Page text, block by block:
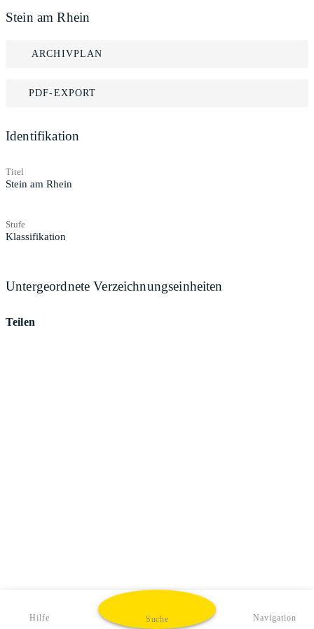
Stein am Rhein
ARCHIVPLAN
PDF-EXPORT
Identifikation
Titel
Stein am Rhein
Stufe
Klassifikation
Untergeordnete Verzeichnungseinheiten
Teilen
Hilfe Suche Navigation